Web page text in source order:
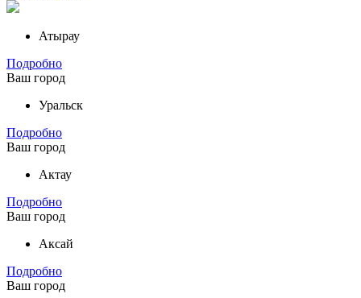
Атырау
Подробно
Ваш город
Уральск
Подробно
Ваш город
Актау
Подробно
Ваш город
Аксай
Подробно
Ваш город